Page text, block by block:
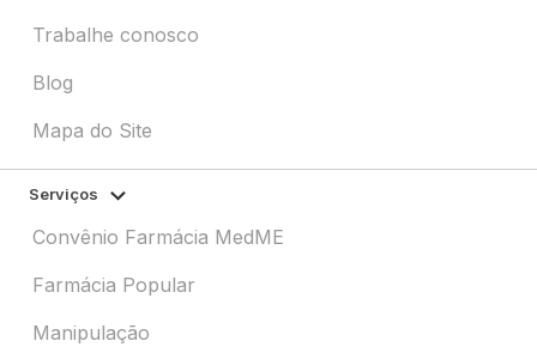
Trabalhe conosco
Blog
Mapa do Site
Serviços
Convênio Farmácia MedME
Farmácia Popular
Manipulação